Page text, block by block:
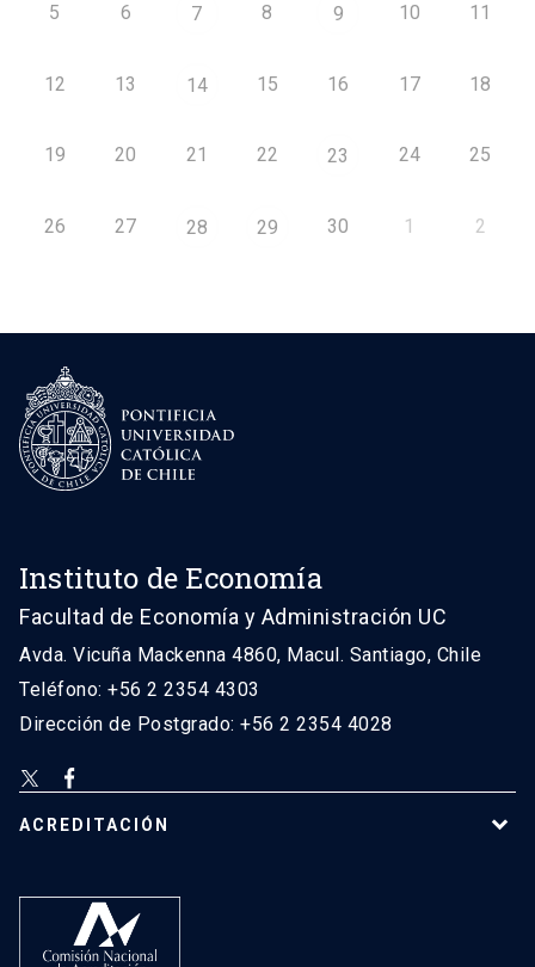
5 6 7 8 9 10 11
12 13 14 15 16 17 18
19 20 21 22 23 24 25
26 27 28 29 30 1 2
Instituto de Economía
Facultad de Economía y Administración UC
Avda. Vicuña Mackenna 4860, Macul. Santiago, Chile
Teléfono: +56 2 2354 4303
Dirección de Postgrado: +56 2 2354 4028
ACREDITACIÓN